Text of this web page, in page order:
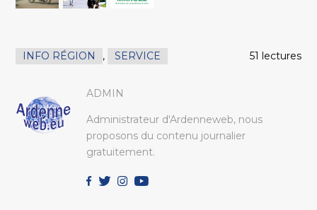
INFO RÉGION , SERVICE 51 lectures
ADMIN
Administrateur d'Ardenneweb, nous
proposons du contenu journalier
gratuitement.